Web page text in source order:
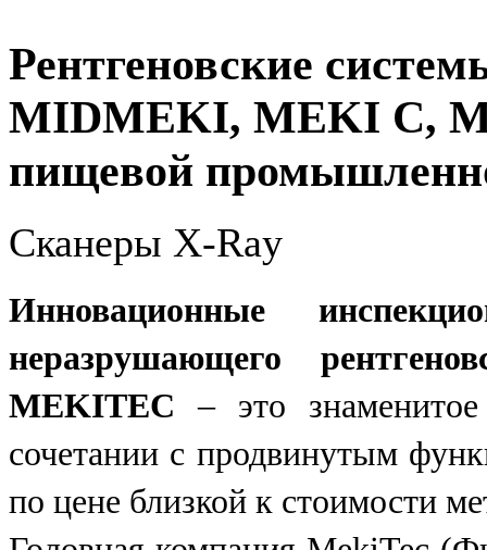
Рентгеновские
MIDMEKI, MEKI C,
пищевой
Сканеры X-Ray
Инновационные
неразрушающего
MEKITEC – это
сочетании с продвинутым
по цене близкой к стоимости